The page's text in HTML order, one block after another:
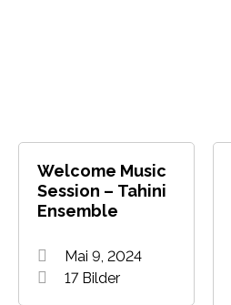
Welcome Music
Session – Tahini
Ensemble
Mai 9, 2024
17 Bilder